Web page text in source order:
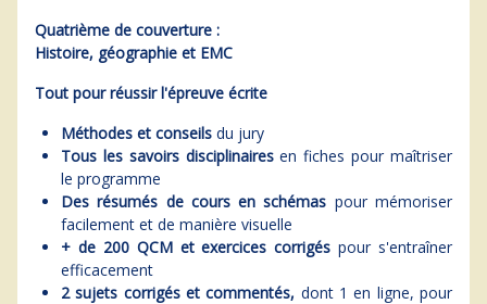
Quatrième de couverture :
Histoire, géographie et EMC
Tout pour réussir l'épreuve écrite
Méthodes et conseils du jury
Tous les savoirs disciplinairesen fiches pour maîtriser
le programme
Des résumés de cours en schémas pour mémoriser
facilement et de manière visuelle
+ de 200 QCM et exercices corrigéspour s'entraîner
efficacement
2 sujets corrigés et commentés, dont 1 en ligne, pour